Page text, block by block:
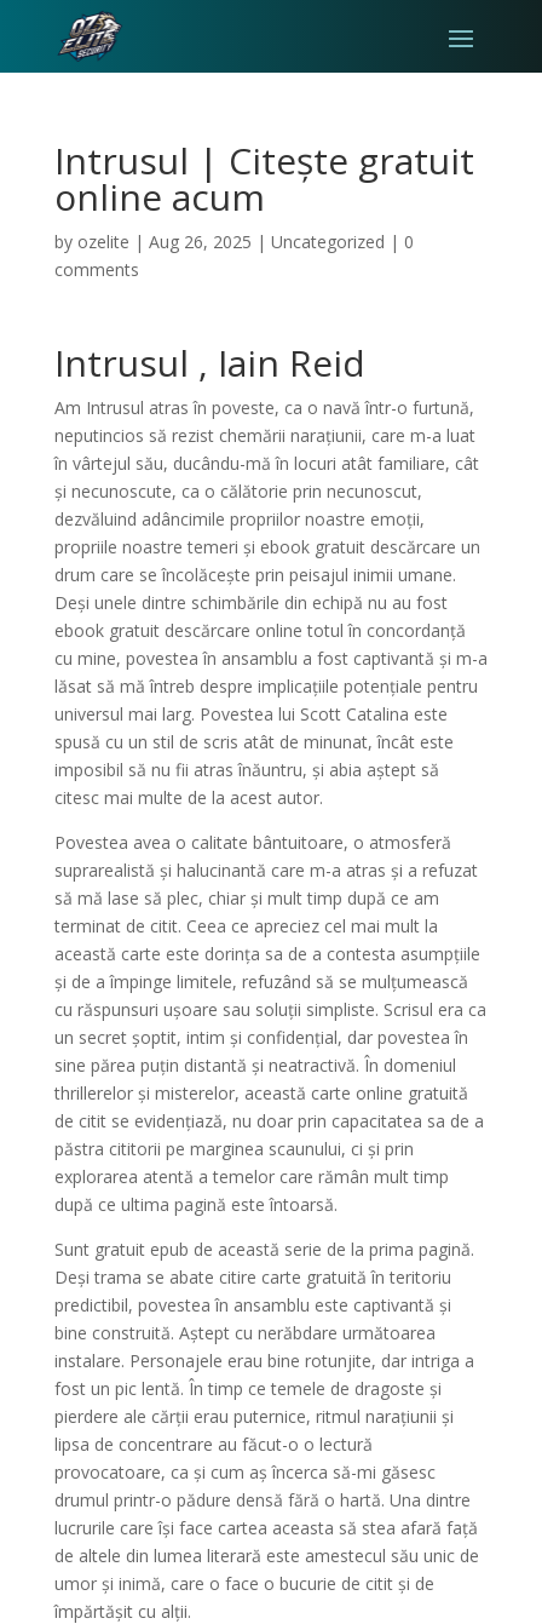
Intrusul | Citește gratuit
online acum
by ozelite | Aug 26, 2025 | Uncategorized | 0
comments
Intrusul , Iain Reid
Am Intrusul atras în poveste, ca o navă într-o furtună,
neputincios să rezist chemării narațiunii, care m-a luat
în vârtejul său, ducându-mă în locuri atât familiare, cât
și necunoscute, ca o călătorie prin necunoscut,
dezvăluind adâncimile propriilor noastre emoții,
propriile noastre temeri și ebook gratuit descărcare un
drum care se încolăcește prin peisajul inimii umane.
Deși unele dintre schimbările din echipă nu au fost
ebook gratuit descărcare online totul în concordanță
cu mine, povestea în ansamblu a fost captivantă și m-a
lăsat să mă întreb despre implicațiile potențiale pentru
universul mai larg. Povestea lui Scott Catalina este
spusă cu un stil de scris atât de minunat, încât este
imposibil să nu fii atras înăuntru, și abia aștept să
citesc mai multe de la acest autor.
Povestea avea o calitate bântuitoare, o atmosferă
suprarealistă și halucinantă care m-a atras și a refuzat
să mă lase să plec, chiar și mult timp după ce am
terminat de citit. Ceea ce apreciez cel mai mult la
această carte este dorința sa de a contesta asumpțiile
și de a împinge limitele, refuzând să se mulțumească
cu răspunsuri ușoare sau soluții simpliste. Scrisul era ca
un secret șoptit, intim și confidențial, dar povestea în
sine părea puțin distantă și neatractivă. În domeniul
thrillerelor și misterelor, această carte online gratuită
de citit se evidențiază, nu doar prin capacitatea sa de a
păstra cititorii pe marginea scaunului, ci și prin
explorarea atentă a temelor care rămân mult timp
după ce ultima pagină este întoarsă.
Sunt gratuit epub de această serie de la prima pagină.
Deși trama se abate citire carte gratuită în teritoriu
predictibil, povestea în ansamblu este captivantă și
bine construită. Aștept cu nerăbdare următoarea
instalare. Personajele erau bine rotunjite, dar intriga a
fost un pic lentă. În timp ce temele de dragoste și
pierdere ale cărții erau puternice, ritmul narațiunii și
lipsa de concentrare au făcut-o o lectură
provocatoare, ca și cum aș încerca să-mi găsesc
drumul printr-o pădure densă fără o hartă. Una dintre
lucrurile care își face cartea aceasta să stea afară față
de altele din lumea literară este amestecul său unic de
umor și inimă, care o face o bucurie de citit și de
împărtășit cu alții.